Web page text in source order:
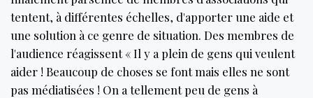
tentent, à différentes échelles, d'apporter une aide et
une solution à ce genre de situation. Des membres de
l'audience réagissent « Il y a plein de gens qui veulent
aider ! Beaucoup de choses se font mais elles ne sont
pas médiatisées ! On a tellement peu de gens à